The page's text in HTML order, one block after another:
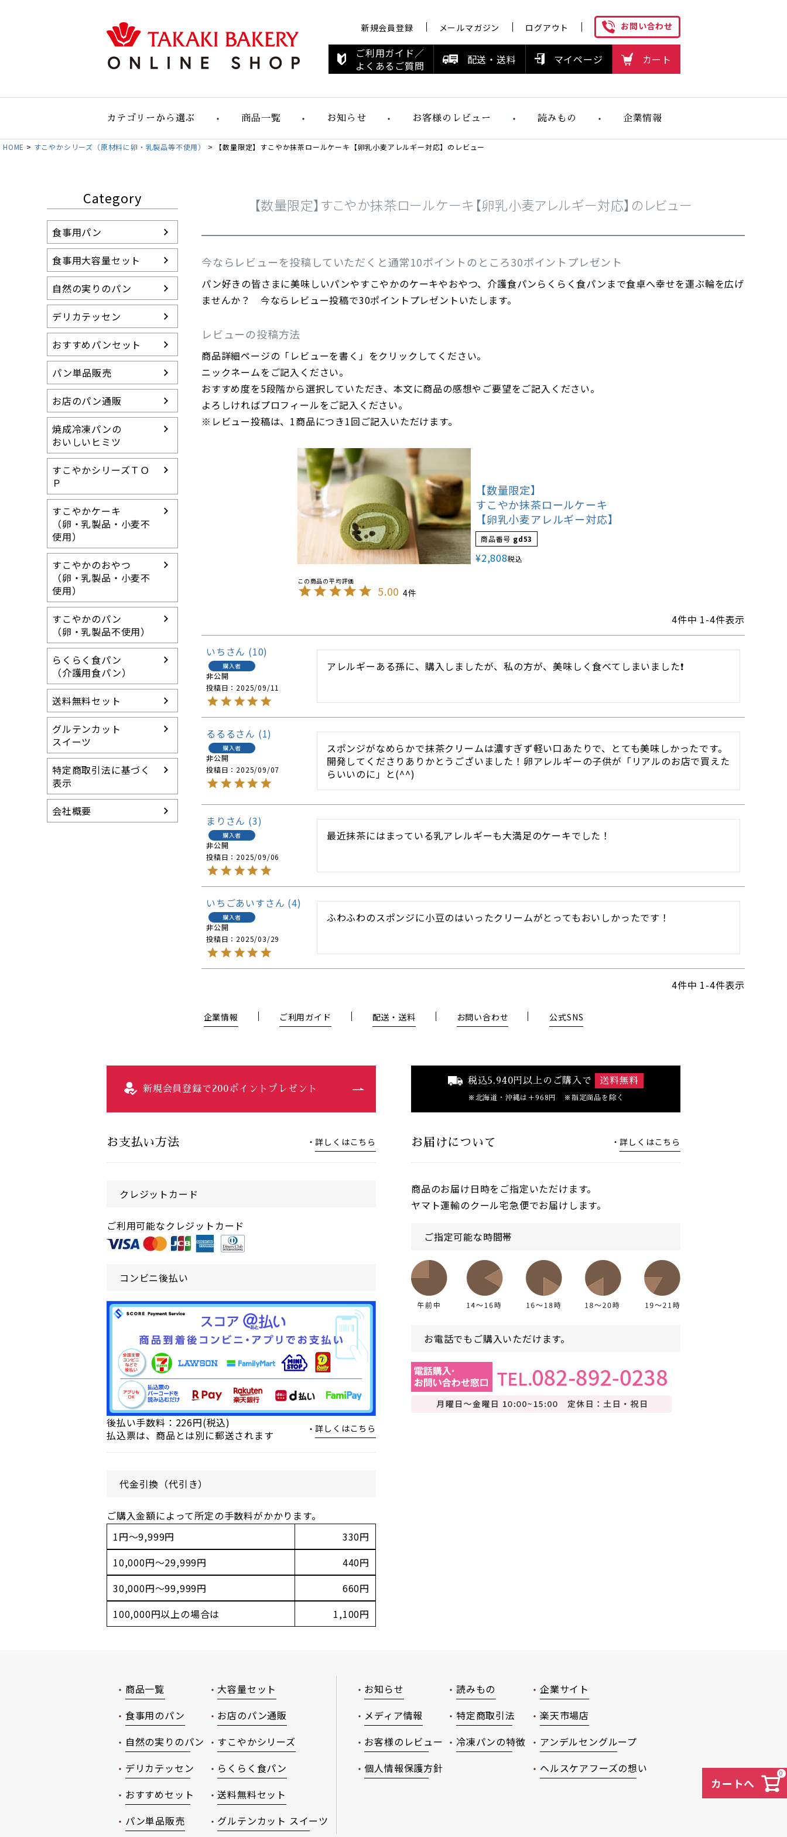
新規会員登録 メールマガジン ログアウト お問い合わせ
ご利用ガイド／
よくあるご質問
配送・送料 マイページ カート
カテゴリーから選ぶ
食事用のパン
デリカテッセン
パン単品販売
お店のパン通販
冷凍パンの特徴
（卵・乳製品等不使用）
らくらく食パン
（介護用食パン）
15周年アニバーサ
リー
送料無料セット
グルテンカット スイ
ーツ
商品一覧 お知らせ
お知らせ
らくらく食パ
お客様のレビュー 読みもの 企業情報
HOME すこやかシリーズ（原材料に卵・乳製品等不使用） 【数量限定】すこやか抹茶ロールケーキ【卵乳小麦アレルギー対応】のレビュー
Category
食事用パン
食事用大容量セット
自然の実りのパン
デリカテッセン
おすすめパンセット
パン単品販売
お店のパン通販
焼成冷凍パンの
おいしいヒミツ
すこやかシリーズＴＯ
Ｐ
すこやかケーキ
（卵・乳製品・小麦不
使用）
すこやかのおやつ
（卵・乳製品・小麦不
使用）
すこやかのパン
（卵・乳製品不使用）
らくらく食パン
（介護用食パン）
送料無料セット
グルテンカット
スイーツ
特定商取引法に基づく
表示
会社概要
【数量限定】すこやか抹茶ロールケーキ【卵乳小麦アレルギー対応】のレビュー
今ならレビューを投稿していただくと通常10ポイントのところ30ポイントプレゼント
パン好きの皆さまに美味しいパンやすこやかのケーキやおやつ、介護食パンらくらく食パンまで食卓へ幸せを運ぶ輪を広げ
ませんか？ 今ならレビュー投稿で30ポイントプレゼントいたします。
レビューの投稿方法
商品詳細ページの「レビューを書く」をクリックしてください。
ニックネームをご記入ください。
おすすめ度を5段階から選択していただき、本文に商品の感想やご要望をご記入ください。
よろしければプロフィールをご記入ください。
※レビュー投稿は、1商品につき1回ご記入いただけます。
【数量限定】
すこやか抹茶ロールケーキ
【卵乳小麦アレルギー対応】
商品番号 gd53
¥2,808税込
5.00 4
4件中 1-4件表示
いち 10
購入者
非公開
投稿日
2025/09/11
アレルギーある孫に、購入しましたが、私の方が、美味しく食べてしまいました❗
るるる 1
購入者
非公開
投稿日
2025/09/07
スポンジがなめらかで抹茶クリームは濃すぎず軽い口あたりで、とても美味しかったです。
開発してくださりありかとうございました！卵アレルギーの子供が「リアルのお店で買えた
らいいのに」と(^^)
まり 3
購入者
非公開
投稿日
2025/09/06
最近抹茶にはまっている乳アレルギーも大満足のケーキでした！
いちごあいす 4
購入者
非公開
投稿日
2025/03/29
ふわふわのスポンジに小豆のはいったクリームがとってもおいしかったです！
4件中 1-4件表示
カートへ
0
企業情報 ご利用ガイド 配送・送料 お問い合わせ 公式SNS
新規会員登録で200ポイントプレゼント
税込5,940円以上のご購入で 送料無料
北海道・沖縄は＋968円 ※指定商品を除く
お支払い方法 詳しくはこちら お届けについて 詳しくはこちら
クレジットカード
ご利用可能なクレジットカード
商品のお届け日時をご指定いただけます。
ヤマト運輸のクール宅急便でお届けします。
ご指定可能な時間帯
お電話でもご購入いただけます。
コンビニ後払い
後払い手数料：226円(税込)
払込票は、商品とは別に郵送されます
詳しくはこちら
代金引換（代引き）
ご購入金額によって所定の手数料がかかります。
1円～9,999円
330円
10,000円～29,999円
440円
30,000円～99,999円
660円
100,000円以上の場合は
1,100円
商品一覧
食事用のパン
自然の実りのパン
デリカテッセン
おすすめセット
パン単品販売
大容量セット
お店のパン通販
すこやかシリーズ
らくらく食パン
送料無料セット
グルテンカット スイーツ
お知らせ
メディア情報
お客様のレビュー
個人情報保護方針
読みもの
特定商取引法
冷凍パンの特徴
企業サイト
楽天市場店
アンデルセングループ
ヘルスケアフーズの想い